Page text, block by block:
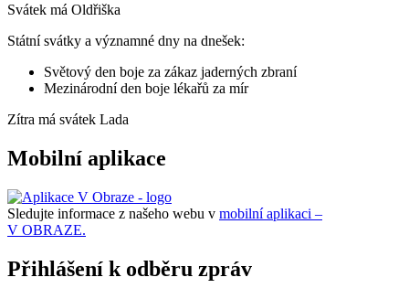
Svátek má Oldřiška
Státní svátky a významné dny na dnešek:
Světový den boje za zákaz jaderných zbraní
Mezinárodní den boje lékařů za mír
Zítra má svátek Lada
Mobilní aplikace
Sledujte informace z našeho webu v mobilní aplikaci –
V OBRAZE.
Přihlášení k odběru zpráv